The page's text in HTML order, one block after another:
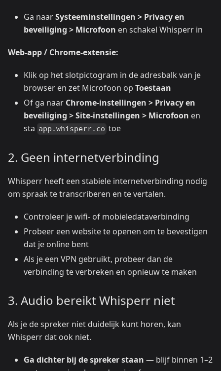
Ga naarSysteeminstellingen > Privacy en
beveiliging > Microfoon en schakel Whisperr in
Web-app / Chrome-extensie:
Klik op het slotpictogram in de adresbalk van je
browser en zet Microfoon op Toestaan
Of ga naar Chrome-instellingen > Privacy en
beveiliging > Site-instellingen > Microfoon en
sta app.whisperr.co toe
2. Geen internetverbinding
Whisperr heeft een stabiele internetverbinding nodig
om spraak te transcriberen en te vertalen.
Controleer je wifi- of mobieledataverbinding
Probeer een website te openen om te bevestigen
dat je online bent
Als je een VPN gebruikt, probeer dan de
verbinding te verbreken en opnieuw te maken
3. Audio bereikt Whisperr niet
Als je de spreker niet duidelijk kunt horen, kan
Whisperr dat ook niet.
Ga dichter bij de spreker staan — blijf binnen 1–2